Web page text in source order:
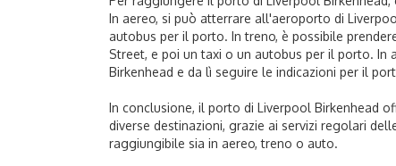
In aereo, si può atterrare all'aeroporto di
autobus per il porto. In treno, è possibile
Street, e poi un taxi o un autobus per il porto. In
Birkenhead e da lì seguire le indicazioni per il
In conclusione, il porto di Liverpool Birkenhead
diverse destinazioni, grazie ai servizi regolari
raggiungibile sia in aereo, treno o auto.